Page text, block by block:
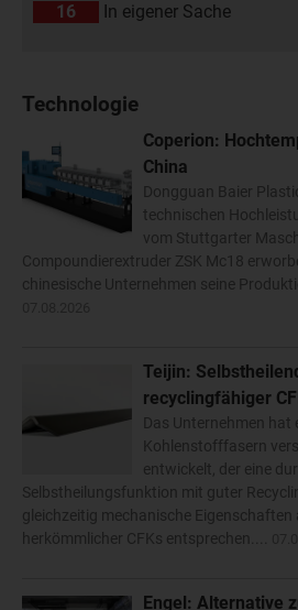
16
In eigener Sache
Technologie
Coperion:
China
Dongguan Baier
technischen
vom Stuttgarter
Compoundierextruder ZSK Mc18
chinesische Unternehmen seine
Teijin:
recyclingfähiger
Das Unternehmen hat
Kohlenstofffasern
entwickelt, der eine
Selbstheilungsfunktion mit guter
gleichzeitig mechanische Eigenschaften
herkömmlicher CFKs entsprechen....
Engel: Alternative